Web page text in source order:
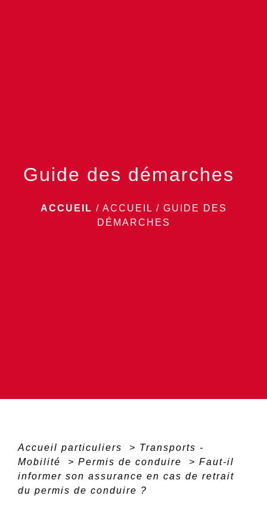
Guide des démarches
ACCUEIL / ACCUEIL / GUIDE DES
DÉMARCHES
Accueil particuliers > Transports -
Mobilité
> Permis de conduire > Faut-il
informer son assurance en cas de retrait
du permis de conduire ?